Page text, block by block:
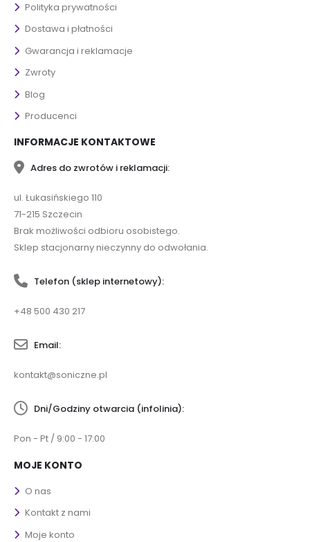
Polityka prywatności
Dostawa i płatności
Gwarancja i reklamacje
Zwroty
Blog
Producenci
INFORMACJE KONTAKTOWE
Adres do zwrotów i reklamacji:
ul. Łukasińskiego 110
71-215 Szczecin
Brak możliwości odbioru osobistego.
Sklep stacjonarny nieczynny do odwołania.
Telefon (sklep internetowy):
+48 500 430 217
Email:
kontakt@soniczne.pl
Dni/Godziny otwarcia (infolinia):
Pon - Pt / 9:00 - 17:00
MOJE KONTO
O nas
Kontakt z nami
Moje konto